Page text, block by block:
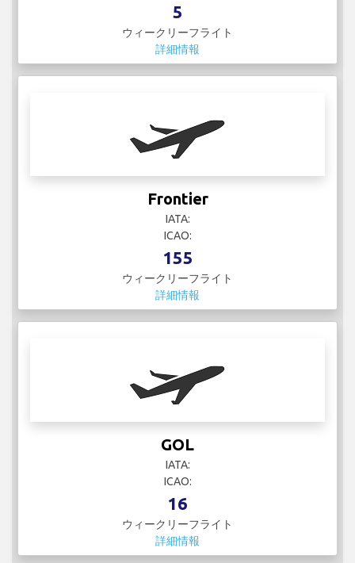
5
ウィークリーフライト
詳細情報
Frontier
IATA:
ICAO:
155
ウィークリーフライト
詳細情報
GOL
IATA:
ICAO:
16
ウィークリーフライト
詳細情報